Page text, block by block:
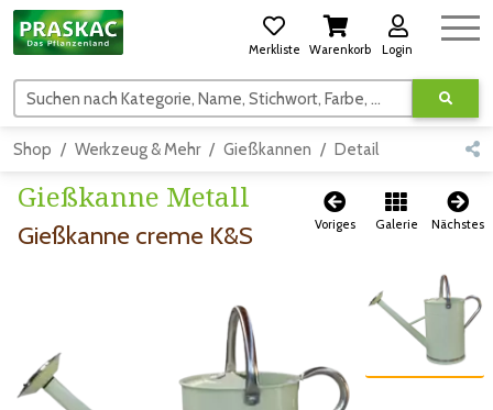
Merkliste Warenkorb Login
Suchen nach Kategorie, Name, Stichwort, Farbe, usw.
Shop Werkzeug & Mehr Gießkannen Detail
Gießkanne Metall
Gießkanne creme K&S Voriges Galerie Nächstes
Zum vorigen Bild